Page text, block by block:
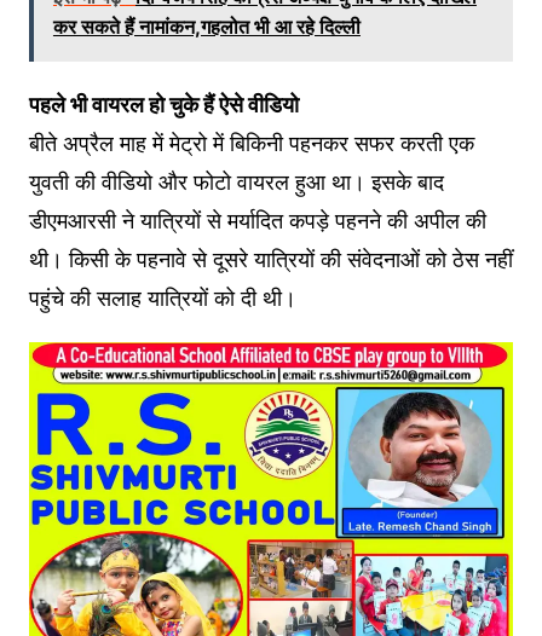
कर सकते हैं नामांकन,गहलोत भी आ रहे दिल्ली
पहले भी वायरल हो चुके हैं ऐसे वीडियो
बीते अप्रैल माह में मेट्रो में बिकिनी पहनकर सफर करती एक
युवती की वीडियो और फोटो वायरल हुआ था। इसके बाद
डीएमआरसी ने यात्रियों से मर्यादित कपड़े पहनने की अपील की
थी। किसी के पहनावे से दूसरे यात्रियों की संवेदनाओं को ठेस नहीं
पहुंचे की सलाह यात्रियों को दी थी।